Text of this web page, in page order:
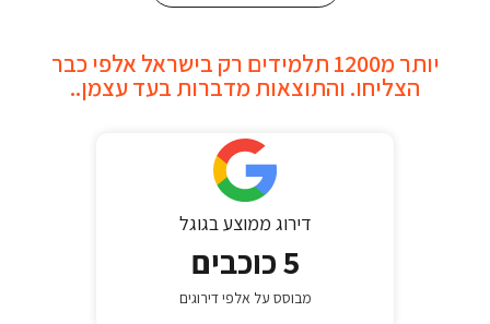
יותר מ1200 תלמידים רק בישראל אלפי כבר
הצליחו. והתוצאות מדברות בעד עצמן..
דירוג ממוצע בגוגל​
5 כוכבים
מבוסס על אלפי דירוגים